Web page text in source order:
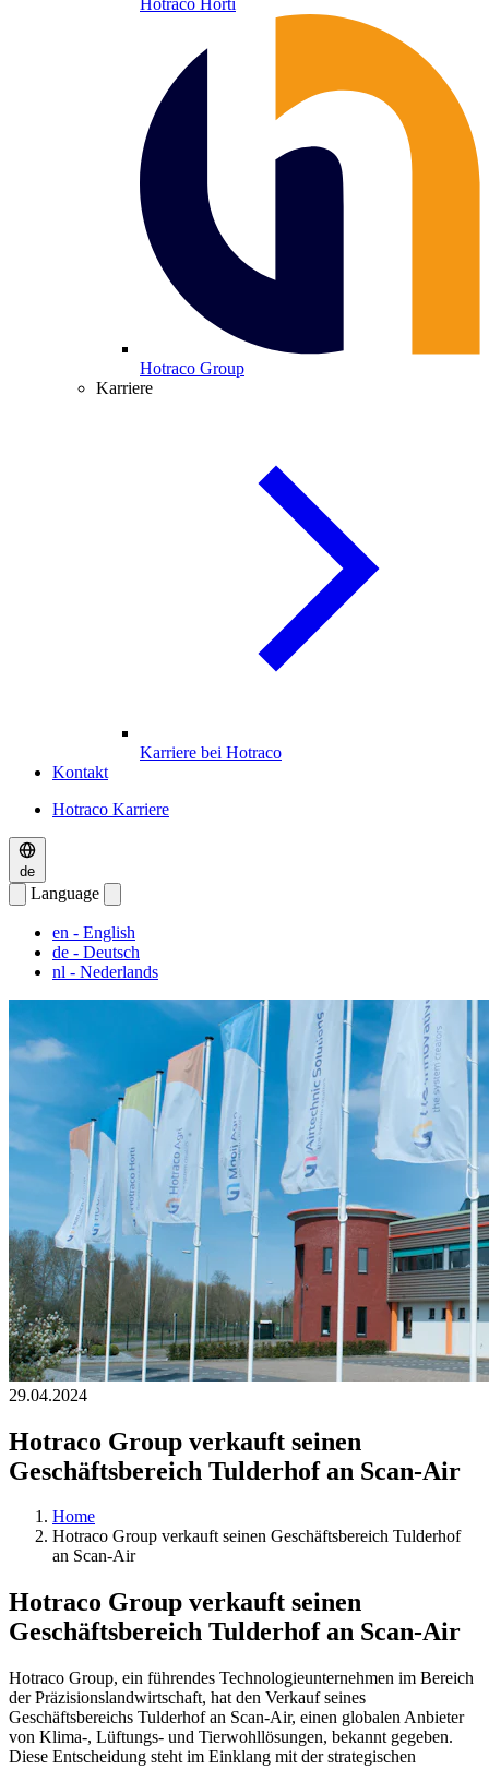
Hotraco Group
Karriere
Karriere bei Hotraco
Kontakt
Hotraco Karriere
de
Language
en - English
de - Deutsch
nl - Nederlands
29.04.2024
Hotraco Group verkauft seinen
Geschäftsbereich Tulderhof an Scan-Air
Home
Hotraco Group verkauft seinen Geschäftsbereich Tulderhof
an Scan-Air
Hotraco Group verkauft seinen
Geschäftsbereich Tulderhof an Scan-Air
Hotraco Group, ein führendes Technologieunternehmen im Bereich
der Präzisionslandwirtschaft, hat den Verkauf seines
Geschäftsbereichs Tulderhof an Scan-Air, einen globalen Anbieter
von Klima-, Lüftungs- und Tierwohllösungen, bekannt gegeben.
Diese Entscheidung steht im Einklang mit der strategischen